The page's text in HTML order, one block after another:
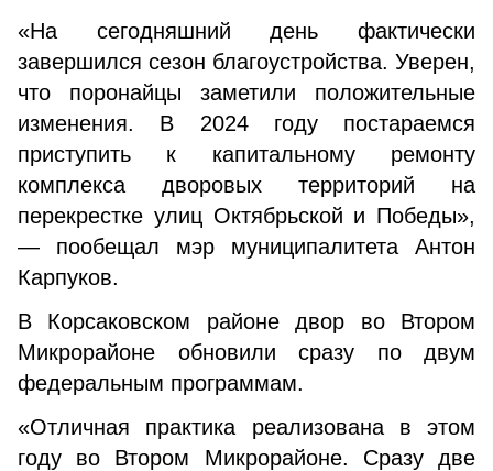
«На сегодняшний день фактически
завершился сезон благоустройства. Уверен,
что поронайцы заметили положительные
изменения. В 2024 году постараемся
приступить к капитальному ремонту
комплекса дворовых территорий на
перекрестке улиц Октябрьской и Победы»,
— пообещал мэр муниципалитета Антон
Карпуков.
В Корсаковском районе двор во Втором
Микрорайоне обновили сразу по двум
федеральным программам.
«Отличная практика реализована в этом
году во Втором Микрорайоне. Сразу две